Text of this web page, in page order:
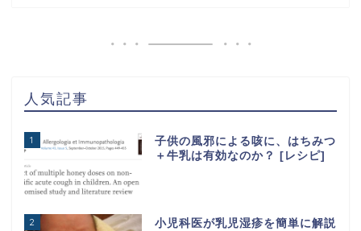
人気記事
1
子供の風邪による咳に、はちみつ
＋牛乳は有効なのか？ [レシピ]
2
小児科医が乳児湿疹を簡単に解説